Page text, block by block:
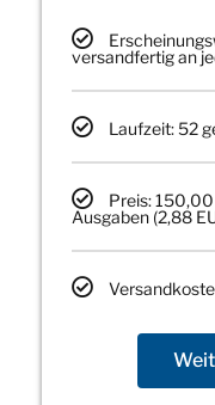
versandfertig an
Laufzeit: 52
Preis:
Ausgaben (2,88